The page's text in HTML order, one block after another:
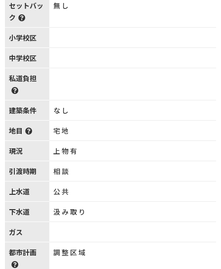
セットバッ
ク
無し
小学校区
中学校区
私道負担
建築条件 なし
地目 宅地
現況 上物有
引渡時期 相談
上水道 公共
下水道 汲み取り
ガス
都市計画 調整区域